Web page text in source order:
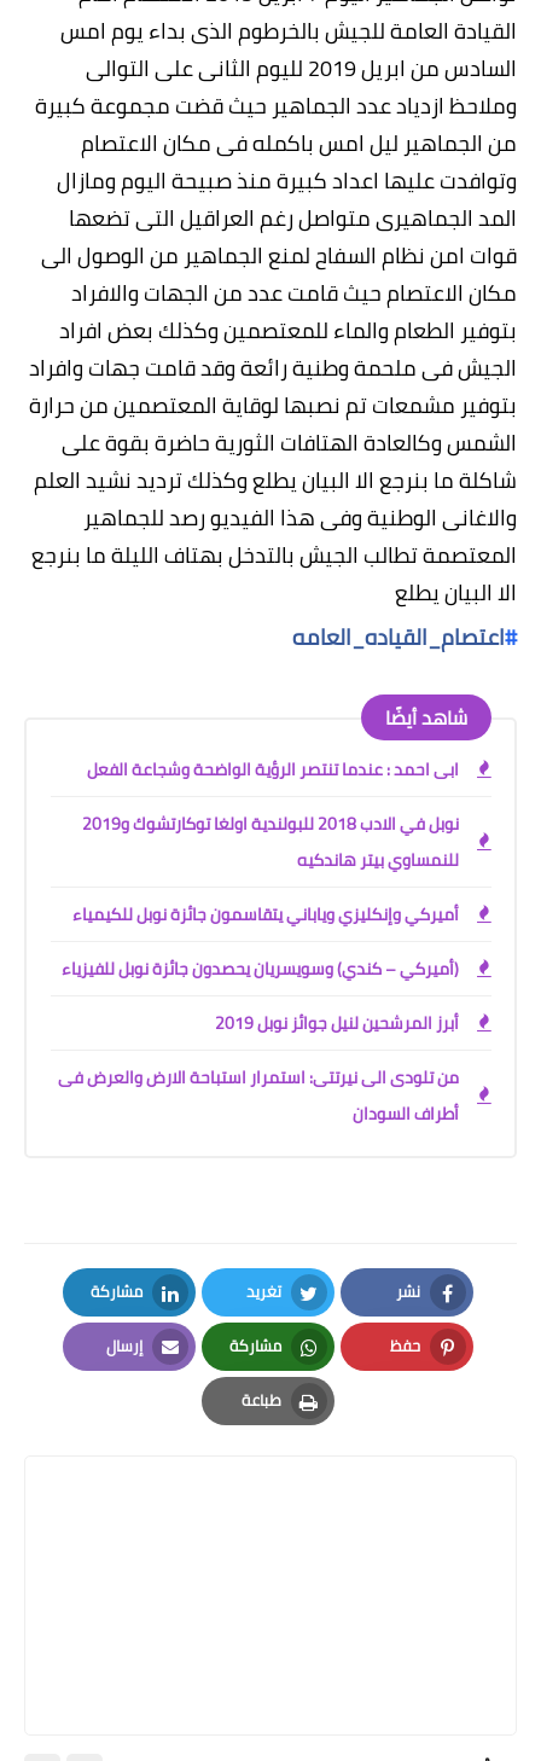
القيادة العامة للجيش بالخرطوم الذى بداء يوم امس
السادس من ابريل 2019 لليوم الثانى على التوالى
وملاحظ ازدياد عدد الجماهير حيث قضت مجموعة كبيرة
من الجماهير ليل امس باكمله فى مكان الاعتصام
وتوافدت عليها اعداد كبيرة منذ صبيحة اليوم ومازال
المد الجماهيرى متواصل رغم العراقيل التى تضعها
قوات امن نظام السفاح لمنع الجماهير من الوصول الى
مكان الاعتصام حيث قامت عدد من الجهات والافراد
بتوفير الطعام والماء للمعتصمين وكذلك بعض افراد
الجيش فى ملحمة وطنية رائعة وقد قامت جهات وافراد
بتوفير مشمعات تم نصبها لوقاية المعتصمين من حرارة
الشمس وكالعادة الهتافات الثورية حاضرة بقوة على
شاكلة ما بنرجع الا البيان يطلع وكذلك ترديد نشيد العلم
والاغانى الوطنية وفى هذا الفيديو رصد للجماهير
المعتصمة تطالب الجيش بالتدخل بهتاف الليلة ما بنرجع
الا البيان يطلع
#اعتصام_القياده_العامه
شاهد أيضًا
ابى احمد : عندما تنتصر الرؤية الواضحة وشجاعة الفعل
نوبل في الادب 2018 للبولندية اولغا توكارتشوك و2019
للنمساوي بيتر هاندكيه
أميركي وإنكليزي وياباني يتقاسمون جائزة نوبل للكيمياء
(أميركي – كندي) وسويسريان يحصدون جائزة نوبل للفيزياء
أبرز المرشحين لنيل جوائز نوبل 2019
من تلودى الى نيرتتى: استمرار استباحة الارض والعرض فى
أطراف السودان
نشر
Facebook
تغريد
Twitter
مشاركة
LinkedIn
حفظ
Pinterest
مشاركة
Whatsapp
إرسال
Email
طباعة
Print